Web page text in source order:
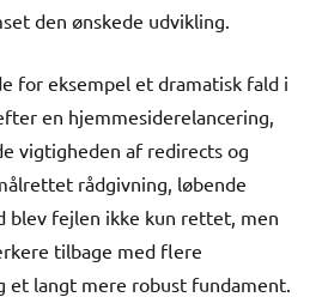
den ønskede udvikling.
for eksempel et dramatisk fald i
en hjemmesiderelancering,
vigtigheden af redirects og
rådgivning, løbende
blev fejlen ikke kun rettet, men
tilbage med flere
et langt mere robust fundament.